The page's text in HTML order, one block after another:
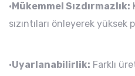
•Mükemmel Sızdırmazlık:
sızıntıları önleyerek
•Uyarlanabilirlik: Farklı